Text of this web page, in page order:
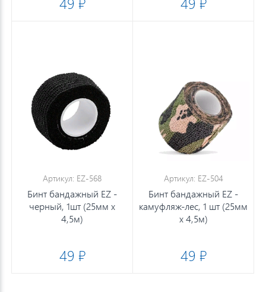
Артикул: EZ-568
Бинт бандажный EZ -
черный, 1шт (25мм х
4,5м)
49 ₽
Артикул: EZ-504
Бинт бандажный EZ -
камуфляж-лес, 1 шт (25мм
х 4,5м)
49 ₽